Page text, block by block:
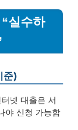
실수하
준)
넷 대출은 서
야 신청 가능합